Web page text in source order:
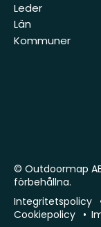
Leder
Län
Kommuner
© Outdoormap
förbehållna.
Integritetspolicy
Cookiepolicy